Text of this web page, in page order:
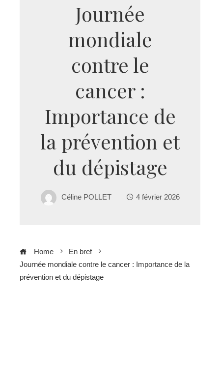
Journée
mondiale
contre le
cancer :
Importance de
la prévention et
du dépistage
Céline POLLET 4 février 2026
Home
En bref
Journée mondiale contre le cancer : Importance de la
prévention et du dépistage